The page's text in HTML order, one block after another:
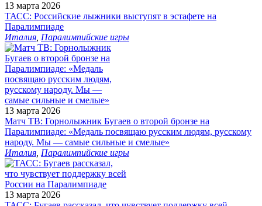
13 марта 2026
ТАСС: Российские лыжники выступят в эстафете на
Паралимпиаде
Италия Паралимпийские игры
13 марта 2026
Матч ТВ: Горнолыжник Бугаев о второй бронзе на
Паралимпиаде: «Медаль посвящаю русским людям, русскому
народу. Мы — самые сильные и смелые»
Италия Паралимпийские игры
13 марта 2026